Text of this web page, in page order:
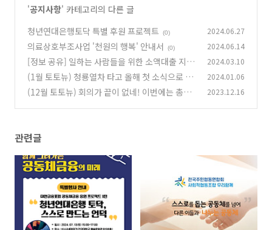
'공지사항' 카테고리의 다른 글
청년연대은행토닥 특별 후원 프로젝트
(0) 2024.06.27
의료상호부조사업 '천원의 행복' 안내서 (0) 2024.06.14
[정보 공유] 일하는 사람들을 위한 소액대출 지원
사업
(0)
2024.03.10
(1월 토토뉴) 청룡열차 타고 올해 첫 소식으로 슈
웅! (0)
2024.01.06
(12월 토토뉴) 회의가 끝이 없네! 이번에는 총회
2023.12.16
관련글